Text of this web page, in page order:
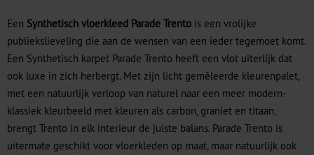
Een Synthetisch vloerkleed Parade Trento is een vrolijke
publiekslieveling die aan de wensen van een ieder tegemoet komt.
Een Synthetisch karpet Parade Trento heeft een vlot uiterlijk dat
ook luxe in zich herbergt. Met zijn licht gemêleerde kleurenpalet,
met een natuurlijk verloop van naturel naar een meer modern-
klassiek kleurbeeld met kleuren als carbon, graniet en titaan,
brengt Trento in elk interieur de juiste balans. Parade Trento is
uitermate geschikt voor vloerkleden op maat, maar natuurlijk ook